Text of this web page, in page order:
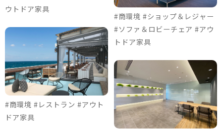
ウトドア家具
#商環境 #レストラン #アウト
ドア家具
#商環境 #ショップ＆レジャー
#ソファ＆ロビーチェア #アウ
トドア家具